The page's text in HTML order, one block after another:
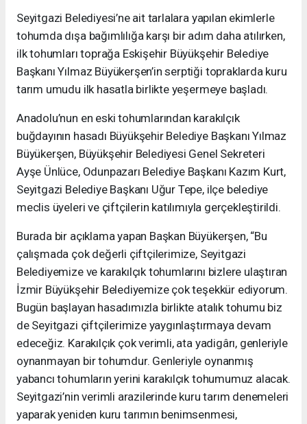
Seyitgazi Belediyesi’ne ait tarlalara yapılan ekimlerle
tohumda dışa bağımlılığa karşı bir adım daha atılırken,
ilk tohumları toprağa Eskişehir Büyükşehir Belediye
Başkanı Yılmaz Büyükerşen’in serptiği topraklarda kuru
tarım umudu ilk hasatla birlikte yeşermeye başladı.
Anadolu’nun en eski tohumlarından karakılçık
buğdayının hasadı Büyükşehir Belediye Başkanı Yılmaz
Büyükerşen, Büyükşehir Belediyesi Genel Sekreteri
Ayşe Ünlüce, Odunpazarı Belediye Başkanı Kazım Kurt,
Seyitgazi Belediye Başkanı Uğur Tepe, ilçe belediye
meclis üyeleri ve çiftçilerin katılımıyla gerçekleştirildi.
Burada bir açıklama yapan Başkan Büyükerşen, “Bu
çalışmada çok değerli çiftçilerimize, Seyitgazi
Belediyemize ve karakılçık tohumlarını bizlere ulaştıran
İzmir Büyükşehir Belediyemize çok teşekkür ediyorum.
Bugün başlayan hasadımızla birlikte atalık tohumu biz
de Seyitgazi çiftçilerimize yaygınlaştırmaya devam
edeceğiz. Karakılçık çok verimli, ata yadigârı, genleriyle
oynanmayan bir tohumdur. Genleriyle oynanmış
yabancı tohumların yerini karakılçık tohumumuz alacak.
Seyitgazi’nin verimli arazilerinde kuru tarım denemeleri
yaparak yeniden kuru tarımın benimsenmesi,